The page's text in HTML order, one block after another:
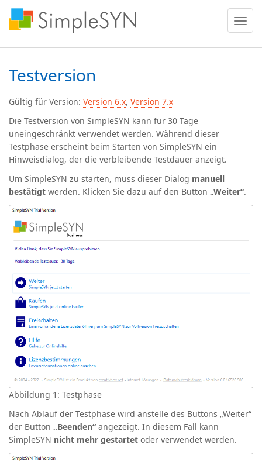
Menü
ein
oder
Testversion
Gültig für Version: Version 6.x, Version 7.x
Die Testversion von SimpleSYN kann für 30 Tage
uneingeschränkt verwendet werden. Während dieser
Testphase erscheint beim Starten von SimpleSYN ein
Hinweisdialog, der die verbleibende Testdauer anzeigt.
Um SimpleSYN zu starten, muss dieser Dialog manuell
bestätigt werden. Klicken Sie dazu auf den Button „Weiter“.
Abbildung 1: Testphase
Nach Ablauf der Testphase wird anstelle des Buttons „Weiter“
der Button „Beenden“ angezeigt. In diesem Fall kann
SimpleSYN nicht mehr gestartet oder verwendet werden.